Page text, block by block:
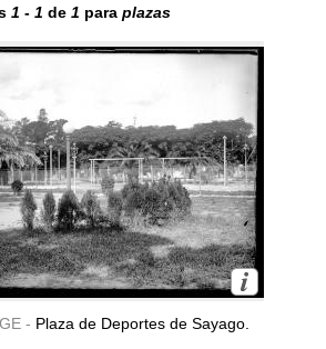
1 - 1 de 1 para plazas
- Plaza de Deportes de Sayago.